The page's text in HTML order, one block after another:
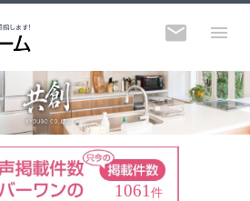
1061 件